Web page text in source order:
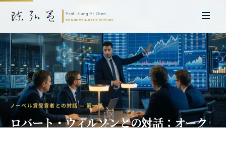
ノーベル賞受賞者との対話 — 第一部
ロバート・ウィルソンとの対話：オーク